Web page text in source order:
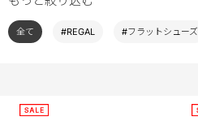
全て #REGAL #フラットシューズ